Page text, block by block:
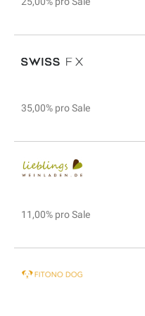
35,00% pro Sale
11,00% pro Sale